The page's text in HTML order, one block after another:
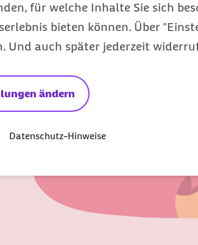
für welche Inhalte Sie sich
bieten können. Über
Und auch später jederzeit
ändern
Datenschutz-Hinweise